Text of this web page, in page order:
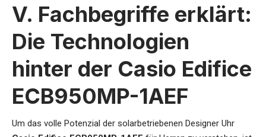
V. Fachbegriffe erklärt:
Die Technologien
hinter der Casio Edifice
ECB950MP-1AEF
Um das volle Potenzial der solarbetriebenen Designer Uhr